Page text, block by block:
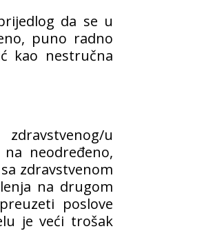
da se u
puno radno
kao nestručna
u
neodređeno,
zdravstvenom
na drugom
poslove
je veći trošak